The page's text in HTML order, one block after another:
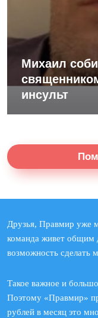
Михаил
инсульт
Друзья, Правмир уже
команда живет общим
возможность сделать
Такое важное и
Поэтому «Правмир»
рублей в месяц это